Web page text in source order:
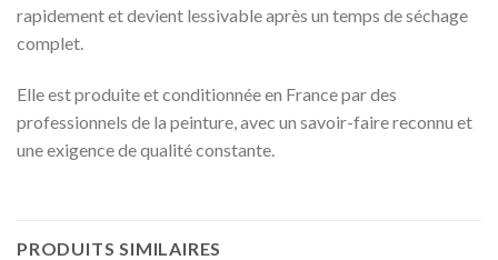
rapidement et devient lessivable après un temps de séchage
complet.
Elle est produite et conditionnée en France par des
professionnels de la peinture, avec un savoir-faire reconnu et
une exigence de qualité constante.
PRODUITS SIMILAIRES